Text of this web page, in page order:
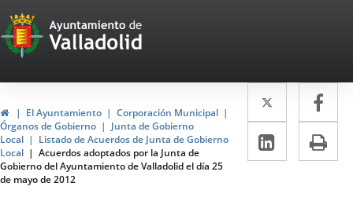
Portal
Web
del
Ayuntamiento
de
Valladolid
HomeEl Ayuntamiento
Corporación Municipal
Órganos de Gobierno
Junta de Gobierno
Local
Listado de Acuerdos de Junta de Gobierno
Local
Acuerdos adoptados por la Junta de
Gobierno del Ayuntamiento de Valladolid el día 25
de mayo de 2012
Twitter
Enlace
a
una
a
Linkedin
Enlace
a